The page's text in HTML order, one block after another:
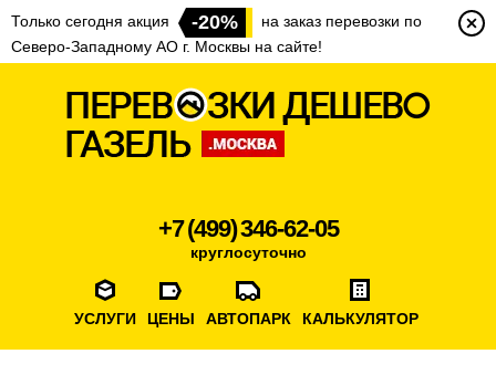
Только сегодня акция -20%
на заказ перевозки по
Северо-Западному АО г. Москвы на сайте!
+7 (499) 346-62-05
круглосуточно
УСЛУГИ ЦЕНЫ АВТОПАРК КАЛЬКУЛЯТОР